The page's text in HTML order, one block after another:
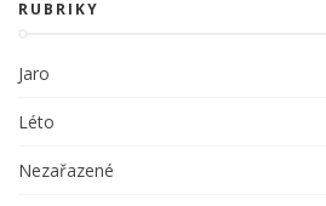
RUBRIKY
Jaro
Léto
Nezařazené